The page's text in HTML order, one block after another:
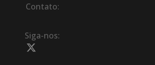
Contato:
Siga-nos: